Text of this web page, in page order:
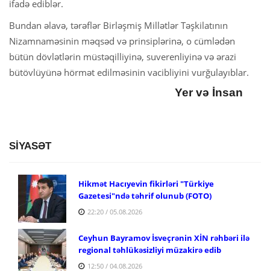
ifadə ediblər.
Bundan əlavə, tərəflər Birləşmiş Millətlər Təşkilatının
Nizamnaməsinin məqsəd və prinsiplərinə, o cümlədən
bütün dövlətlərin müstəqilliyinə, suverenliyinə və ərazi
bütövlüyünə hörmət edilməsinin vacibliyini vurğulayıblar.
Yer və İnsan
SİYASƏT
Hikmət Hacıyevin fikirləri "Türkiye
Gazetesi"ndə təhrif olunub (FOTO)
22:20 / 05.08.2026
Ceyhun Bayramov İsveçrənin XİN rəhbəri ilə
regional təhlükəsizliyi müzakirə edib
12:50 / 04.08.2026